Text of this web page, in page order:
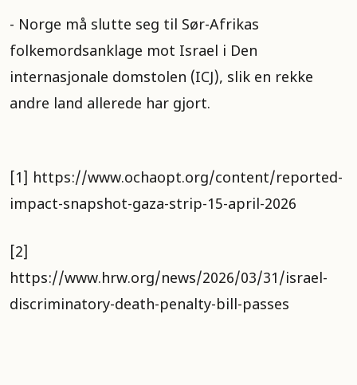
- Norge må slutte seg til Sør-Afrikas
folkemordsanklage mot Israel i Den
internasjonale domstolen (ICJ), slik en rekke
andre land allerede har gjort.
[1] https://www.ochaopt.org/content/reported-
impact-snapshot-gaza-strip-15-april-2026
[2]
https://www.hrw.org/news/2026/03/31/israel-
discriminatory-death-penalty-bill-passes